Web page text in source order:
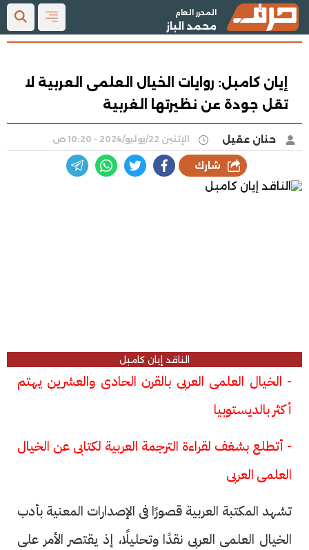
المحرر العام
محمد الباز
إيان كامبل: روايات الخيال العلمى العربية لا
تقل جودة عن نظيرتها الغربية
حنان عقيل الإثنين 22/يوليو/2024 - 10:20 ص
شارك
الناقد إيان كامبل
- الخيال العلمى العربى بالقرن الحادى والعشرين يهتم
أكثر بالديستوبيا
- أتطلع بشغف لقراءة الترجمة العربية لكتابى عن الخيال
العلمى العربى
تشهد المكتبة العربية قصورًا فى الإصدارات المعنية بأدب
الخيال العلمى العربى نقدًا وتحليلًا، إذ يقتصر الأمر على